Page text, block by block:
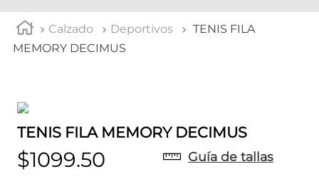
Calzado Deportivos
TENIS FILA
MEMORY DECIMUS
TENIS FILA MEMORY DECIMUS
$1099.50 Guía de tallas
5. tenis